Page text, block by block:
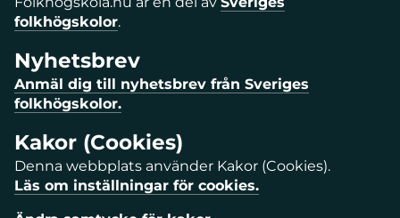
folkhögskolor.
Nyhetsbrev
Anmäl dig till nyhetsbrev från Sveriges
folkhögskolor.
Kakor (Cookies)
Denna webbplats använder Kakor (Cookies).
Läs om inställningar för cookies.